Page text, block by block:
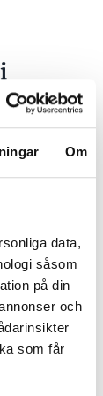
Om
data,
såsom
på din
och
som får
2026